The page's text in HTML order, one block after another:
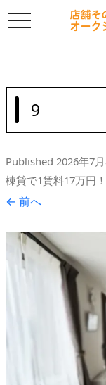
toggle
9
Published 2026年7
棟貸で1賃料17万円
← 前へ